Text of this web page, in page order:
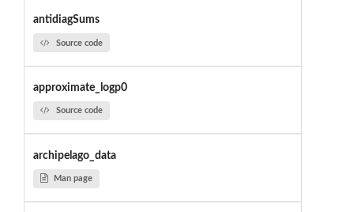
antidiagSums
Source code
approximate_logp0
Source code
archipelago_data
Man page